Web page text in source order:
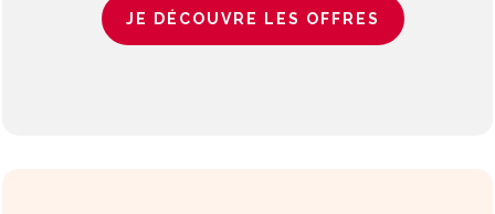
JE DÉCOUVRE LES OFFRES